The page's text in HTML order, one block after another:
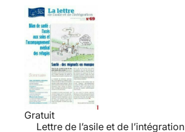
Gratuit
Lettre de l’asile et de l’intégration